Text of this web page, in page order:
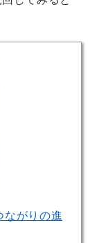
がりの進